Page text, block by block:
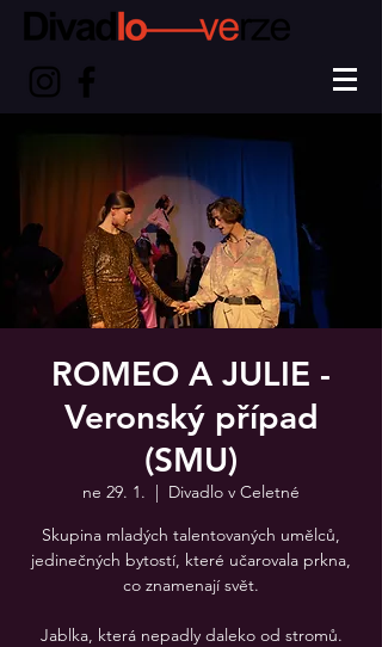
ROMEO A JULIE -
Veronský případ
(SMU)
ne 29. 1.
  |
Divadlo v Celetné
Skupina mladých talentovaných umělců,
jedinečných bytostí, které učarovala prkna,
co znamenají svět.
Jablka, která nepadly daleko od stromů.